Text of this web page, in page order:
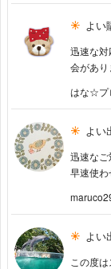
よい
迅速な
会があ
はな☆プ
よい
迅速なご
早速使
よい
この度